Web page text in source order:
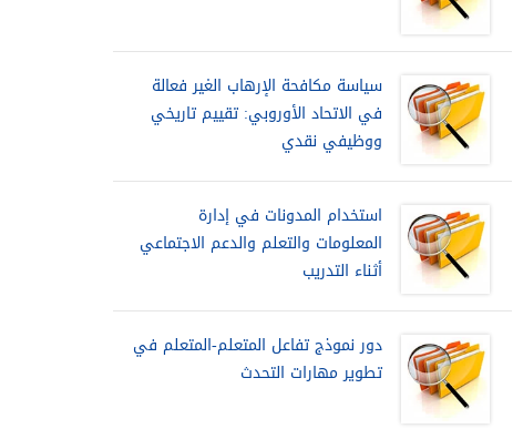
سياسة مكافحة الإرهاب الغير فعالة
في الاتحاد الأوروبي: تقييم تاريخي
ووظيفي نقدي
استخدام المدونات في إدارة
المعلومات والتعلم والدعم الاجتماعي
أثناء التدريب
دور نموذج تفاعل المتعلم-المتعلم في
تطوير مهارات التحدث